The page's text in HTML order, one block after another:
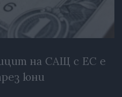
на САЩ с ЕС е
юни